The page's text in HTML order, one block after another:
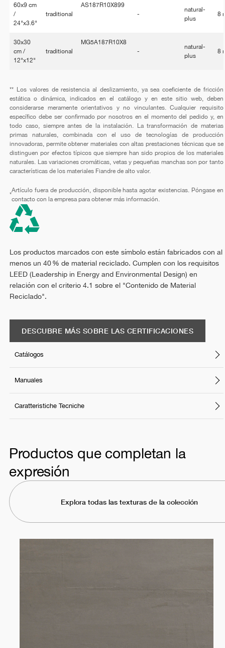
60x9 cm
/
24"x3.6"
traditional
AS187R10X899
-
natural-
plus
8
30x30
cm /
12"x12"
traditional
MG5A187R10X8
-
natural-
plus
8
** Los valores de resistencia al deslizamiento, ya sea coeficiente de fricción
estática o dinámica, indicados en el catálogo y en este sitio web, deben
considerarse meramente orientativos y no vinculantes. Cualquier requisito
específico debe ser confirmado por nosotros en el momento del pedido y, en
todo caso, siempre antes de la instalación. La transformación de materias
primas naturales, combinada con el uso de tecnologías de producción
innovadoras, permite obtener materiales con altas prestaciones técnicas que se
distinguen por efectos típicos que siempre han sido propios de los materiales
naturales. Las variaciones cromáticas, vetas y pequeñas manchas son por tanto
características de los materiales Fiandre de alto valor.
*
Artículo fuera de producción, disponible hasta agotar existencias. Póngase en
contacto con la empresa para obtener más información.
Los productos marcados con este símbolo están fabricados con al
menos un 40 % de material reciclado. Cumplen con los requisitos
LEED (Leadership in Energy and Environmental Design) en
relación con el criterio 4.1 sobre el "Contenido de Material
Reciclado".
DESCUBRE MÁS SOBRE LAS CERTIFICACIONES
Catálogos
Manuales
Caratteristiche Tecniche
Productos que completan la
expresión
Explora todas las texturas de la colección